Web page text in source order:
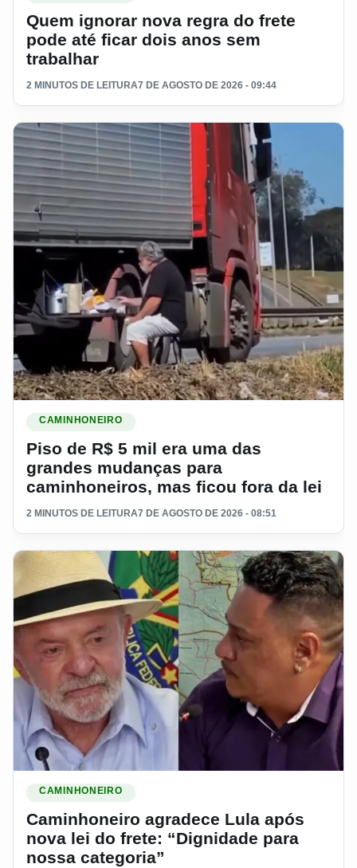
Quem ignorar nova regra do frete
pode até ficar dois anos sem
trabalhar
2 MINUTOS DE LEITURA7 DE AGOSTO DE 2026 - 09:44
CAMINHONEIRO
Piso de R$ 5 mil era uma das
grandes mudanças para
caminhoneiros, mas ficou fora da lei
2 MINUTOS DE LEITURA7 DE AGOSTO DE 2026 - 08:51
CAMINHONEIRO
Caminhoneiro agradece Lula após
nova lei do frete: “Dignidade para
nossa categoria”